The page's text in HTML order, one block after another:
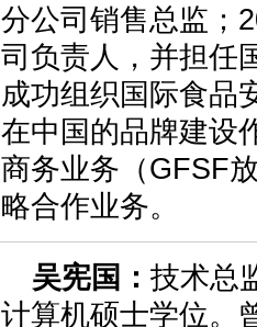
分公司销售总监；
司负责人，并担任
成功组织国际食品
在中国的品牌建设
商务业务（GFSF
略合作业务。
吴宪国： 技术总
计算机硕士学位。